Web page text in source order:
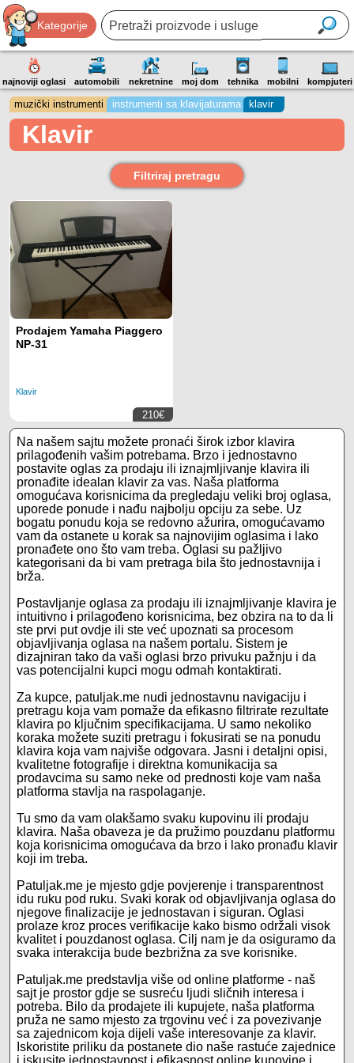
Kategorije
najnoviji oglasi automobili nekretnine moj dom tehnika mobilni kompjuteri
muzički instrumenti instrumenti sa klavijaturama klavir
Klavir
Filtriraj pretragu
Prodajem Yamaha Piaggero
NP-31
Klavir
210€
Na našem sajtu možete pronaći širok izbor klavira
prilagođenih vašim potrebama. Brzo i jednostavno
postavite oglas za prodaju ili iznajmljivanje klavira ili
pronađite idealan klavir za vas. Naša platforma
omogućava korisnicima da pregledaju veliki broj oglasa,
uporede ponude i nađu najbolju opciju za sebe. Uz
bogatu ponudu koja se redovno ažurira, omogućavamo
vam da ostanete u korak sa najnovijim oglasima i lako
pronađete ono što vam treba. Oglasi su pažljivo
kategorisani da bi vam pretraga bila što jednostavnija i
brža.
Postavljanje oglasa za prodaju ili iznajmljivanje klavira je
intuitivno i prilagođeno korisnicima, bez obzira na to da li
ste prvi put ovdje ili ste već upoznati sa procesom
objavljivanja oglasa na našem portalu. Sistem je
dizajniran tako da vaši oglasi brzo privuku pažnju i da
vas potencijalni kupci mogu odmah kontaktirati.
Za kupce, patuljak.me nudi jednostavnu navigaciju i
pretragu koja vam pomaže da efikasno filtrirate rezultate
klavira po ključnim specifikacijama. U samo nekoliko
koraka možete suziti pretragu i fokusirati se na ponudu
klavira koja vam najviše odgovara. Jasni i detaljni opisi,
kvalitetne fotografije i direktna komunikacija sa
prodavcima su samo neke od prednosti koje vam naša
platforma stavlja na raspolaganje.
Tu smo da vam olakšamo svaku kupovinu ili prodaju
klavira. Naša obaveza je da pružimo pouzdanu platformu
koja korisnicima omogućava da brzo i lako pronađu klavir
koji im treba.
Patuljak.me je mjesto gdje povjerenje i transparentnost
idu ruku pod ruku. Svaki korak od objavljivanja oglasa do
njegove finalizacije je jednostavan i siguran. Oglasi
prolaze kroz proces verifikacije kako bismo održali visok
kvalitet i pouzdanost oglasa. Cilj nam je da osiguramo da
svaka interakcija bude bezbrižna za sve korisnike.
Patuljak.me predstavlja više od online platforme - naš
sajt je prostor gdje se susreću ljudi sličnih interesa i
potreba. Bilo da prodajete ili kupujete, naša platforma
pruža ne samo mjesto za trgovinu već i za povezivanje
sa zajednicom koja dijeli vaše interesovanje za klavir.
Iskoristite priliku da postanete dio naše rastuće zajednice
i iskusite jednostavnost i efikasnost online kupovine i